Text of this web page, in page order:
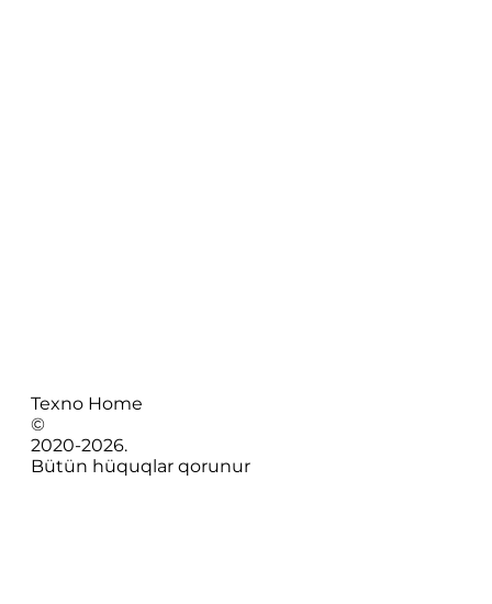
Texno Home
©
2020-2026.
Bütün hüquqlar qorunur